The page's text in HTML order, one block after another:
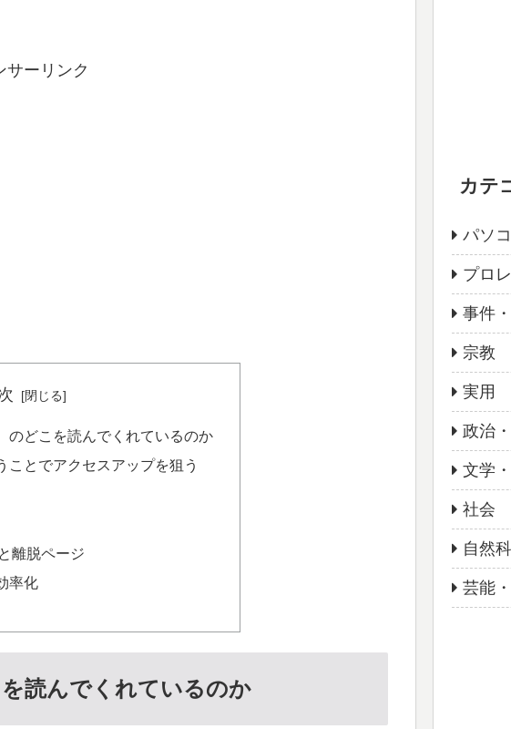
サーリンク
のどこを読んでくれているのか
ことでアクセスアップを狙う
離脱ページ
率化
読んでくれているのか
カテ
パソ
プロ
事件
宗教
実用
政治
文学
社会
自然
芸能